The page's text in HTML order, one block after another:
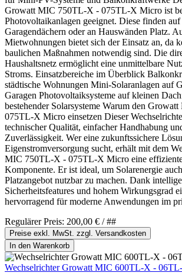
Growatt MIC 750TL-X - 075TL-X Micro ist
Photovoltaikanlagen geeignet. Diese finden
Garagendächern oder an Hauswänden Platz.
Mietwohnungen bietet sich der Einsatz an, da
baulichen Maßnahmen notwendig sind. Die
Haushaltsnetz ermöglicht eine unmittelbare
Stroms. Einsatzbereiche im Überblick
städtische Wohnungen Mini-Solaranlagen auf
Garagen Photovoltaiksysteme auf kleinen
bestehender Solarsysteme Warum den
075TL-X Micro einsetzen Dieser
technischer Qualität, einfacher Handhabung
Zuverlässigkeit. Wer eine zukunftssichere
Eigenstromversorgung sucht, erhält mit dem
MIC 750TL-X - 075TL-X Micro eine
Komponente. Er ist ideal, um Solarenergie
Platzangebot nutzbar zu machen. Dank
Sicherheitsfeatures und hohem Wirkungsgrad
hervorragend für moderne Anwendungen im
Regulärer Preis: 200,00 € / ##
Preise exkl. MwSt. zzgl. Versandkosten
In den Warenkorb
Wechselrichter Growatt MIC 600TL-X -